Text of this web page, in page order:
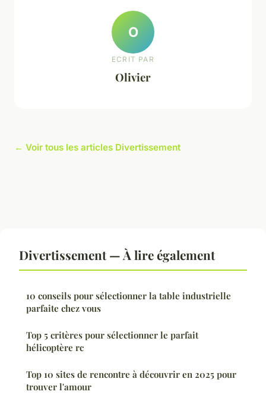
O
ECRIT PAR
Olivier
← Voir tous les articles Divertissement
Divertissement — À lire également
10 conseils pour sélectionner la table industrielle
parfaite chez vous
Top 5 critères pour sélectionner le parfait
hélicoptère rc
Top 10 sites de rencontre à découvrir en 2025 pour
trouver l'amour